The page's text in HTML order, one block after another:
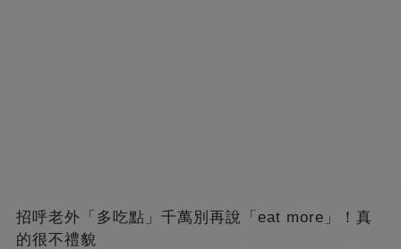
招呼老外「多吃點」千萬別再說「eat more」！真
的很不禮貌